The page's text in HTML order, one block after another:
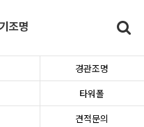
경관조명
타워폴
견적문의